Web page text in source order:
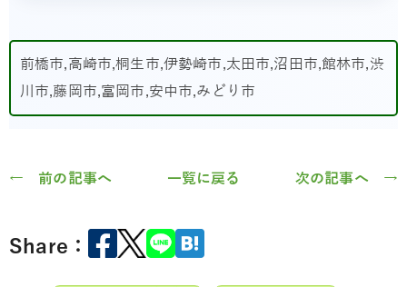
前橋市,高崎市,桐生市,伊勢崎市,太田市,沼田市,館林市,渋
川市,藤岡市,富岡市,安中市,みどり市
← 前の記事へ 一覧に戻る 次の記事へ →
Share：